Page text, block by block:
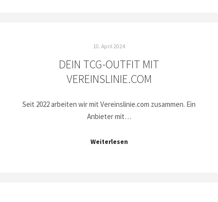
10. April 2024
DEIN TCG-OUTFIT MIT
VEREINSLINIE.COM
Seit 2022 arbeiten wir mit Vereinslinie.com zusammen. Ein
Anbieter mit…
Weiterlesen